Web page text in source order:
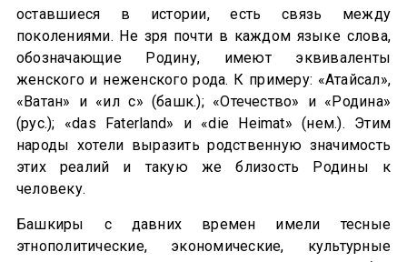
оставшиеся в истории, есть связь между
поколениями. Не зря почти в каждом языке слова,
обозначающие Родину, имеют эквиваленты
женского и неженского рода. К примеру: «Атайсал»,
«Ватан» и «ил әсә» (башк.); «Отечество» и «Родина»
(рус.); «das Faterland» и «die Heimat» (нем.). Этим
народы хотели выразить родственную значимость
этих реалий и такую же близость Родины к
человеку.
Башкиры с давних времен имели тесные
этнополитические, экономические, культурные